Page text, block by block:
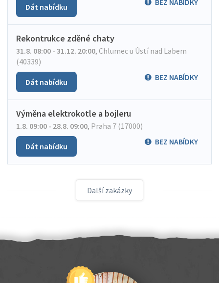
BEZ NABÍDKY
Dát nabídku
Rekontrukce zděné chaty
31.8. 08:00 - 31.12. 20:00, Chlumec u Ústí nad Labem
(40339)
BEZ NABÍDKY
Dát nabídku
Výměna elektrokotle a bojleru
1.8. 09:00 - 28.8. 09:00, Praha 7 (17000)
BEZ NABÍDKY
Dát nabídku
Další zakázky